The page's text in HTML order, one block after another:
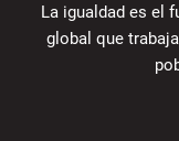
La igualdad es el
global que